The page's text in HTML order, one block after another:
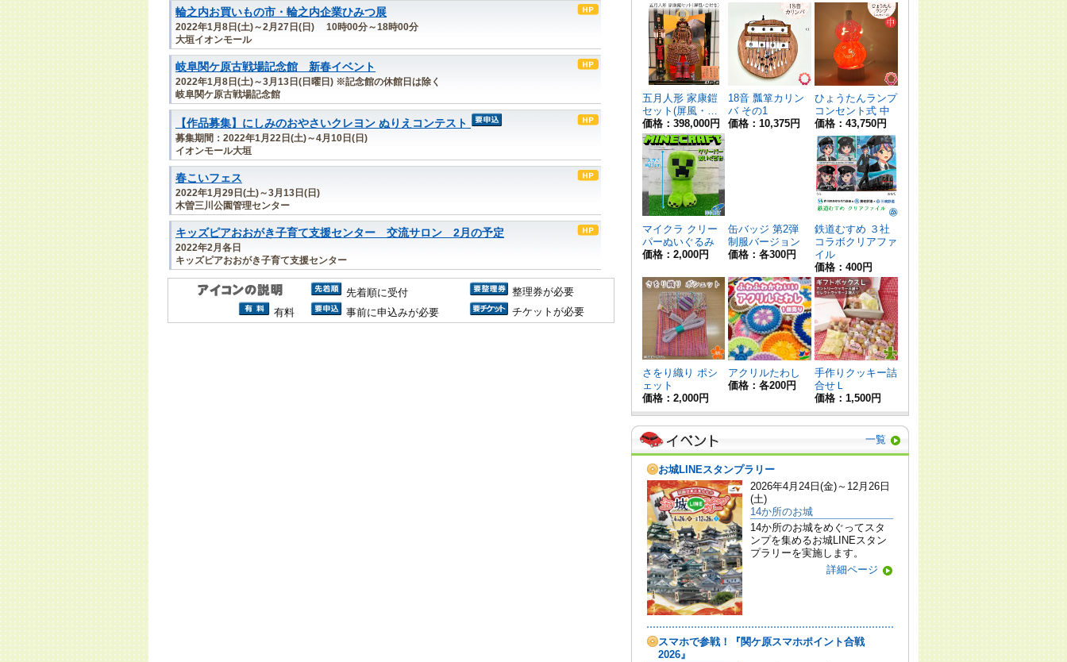
輪之内お買いもの市・輪之内企業ひみつ展
2022年1月8日(土)～2月27日(日) 10時00分～18時00分
大垣イオンモール
岐阜関ケ原古戦場記念館 新春イベント
2022年1月8日(土)～3月13日(日曜日) ※記念館の休館日は除く
岐阜関ケ原古戦場記念館
【作品募集】にしみのおやさいクレヨン ぬりえコンテスト
募集期間：2022年1月22日(土)～4月10日(日)
イオンモール大垣
春こいフェス
2022年1月29日(土)～3月13日(日)
木曽三川公園管理センター
キッズピアおおがき子育て支援センター 交流サロン 2月の予定
2022年2月各日
キッズピアおおがき子育て支援センター
先着順に受付
整理券が必要
有料
事前に申込みが必要 チケットが必要